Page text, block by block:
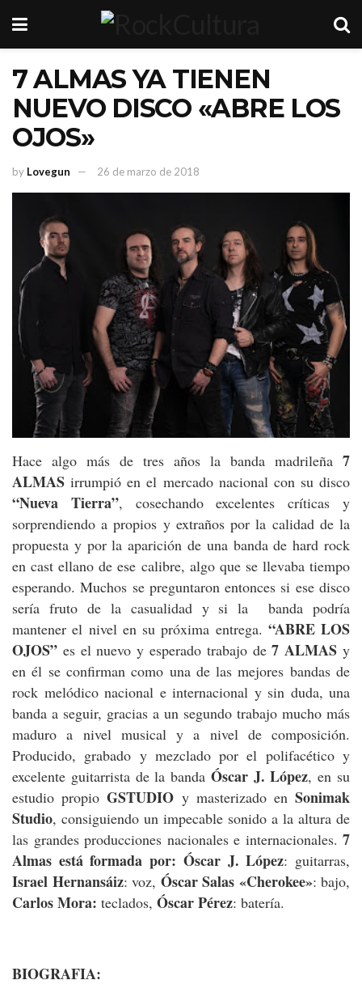
7 ALMAS YA TIENEN
NUEVO DISCO «ABRE LOS
OJOS»
by Lovegun 26 de marzo de 2018
Hace algo más de tres años la banda madrileña 7
ALMAS irrumpió en el mercado nacional con su disco
“Nueva Tierra”, cosechando excelentes críticas y
sorprendiendo a propios y extraños por la calidad de la
propuesta y por la aparición de una banda de hard rock
en cast ellano de ese calibre, algo que se llevaba tiempo
esperando. Muchos se preguntaron entonces si ese disco
sería fruto de la casualidad y si la banda podría
mantener el nivel en su próxima entrega. “ABRE LOS
OJOS” es el nuevo y esperado trabajo de7 ALMAS y
en él se confirman como una de las mejores bandas de
rock melódico nacional e internacional y sin duda, una
banda a seguir, gracias a un segundo trabajo mucho más
maduro a nivel musical y a nivel de composición.
Producido, grabado y mezclado por el polifacético y
excelente guitarrista de la banda Óscar J. López, en su
estudio propioGSTUDIO y masterizado enSonimak
Studio, consiguiendo un impecable sonido a la altura de
las grandes producciones nacionales e internacionales. 7
Almas está formada por: Óscar J. López: guitarras,
Israel Hernansáiz: voz, Óscar Salas «Cherokee»: bajo,
Carlos Mora: teclados, Óscar Pérez: batería.
BIOGRAFIA: